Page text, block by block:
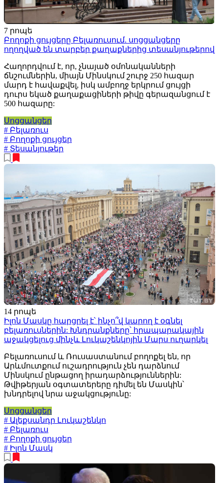
7 րոպե
Բողոքի ցույցերը Բելառուսում. սոցցանցերը
ողողված են տարբեր քաղաքներից տեսանյութերով
Հաղորդվում է, որ, չնայած օմոնականների
ճնշումներին, միայն Մինսկում շուրջ 250 հազար
մարդ է հավաքվել, իսկ ամբողջ երկրում ցույցի
դուրս եկած քաղաքացիների թիվը գերազանցում է
500 հազարը:
Սոցցանցեր
# Բելառուս
# Բողոքի ցույցեր
# Տեսանյութեր
14 րոպե
Իլոն Մասկը հարցրել է՝ ինչո՞վ կարող է օգնել
բելառուսներին: Խնդրանքները՝ հրապարակային
աջակցելուց մինչև Լուկաշենկոյին Մարս ուղարկել
Բելառուսում և Ռուսաստանում բողոքել են, որ
Արևմուտքում ուշադրություն չեն դարձնում
Մինսկում ընթացող իրադարձություններին:
Թվիթերյան օգտատերերը դիմել են Մասկին՝
խնդրելով նրա աջակցությունը:
Սոցցանցեր
# Ալեքսանդր Լուկաշենկո
# Բելառուս
# Բողոքի ցույցեր
# Իլոն Մասկ